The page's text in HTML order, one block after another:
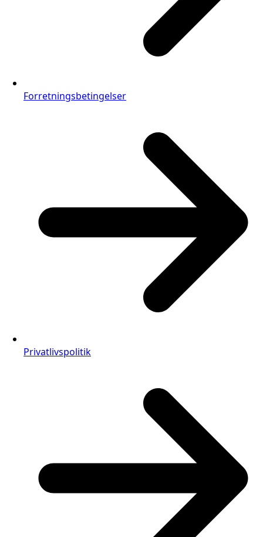
Forretningsbetingelser
Privatlivspolitik